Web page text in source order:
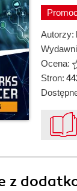
Autorzy:
Ocena:
Stron:
z